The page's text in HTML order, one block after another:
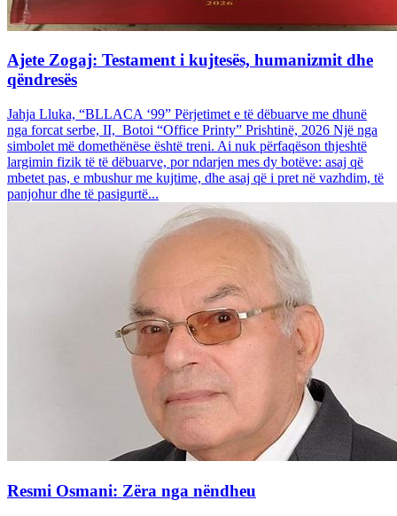
Ajete Zogaj: Testament i kujtesës, humanizmit dhe
qëndresës
Jahja Lluka, “BLLACA ‘99” Përjetimet e të dëbuarve me dhunë
nga forcat serbe, II, Botoi “Office Printy” Prishtinë, 2026 Një nga
simbolet më domethënëse është treni. Ai nuk përfaqëson thjeshtë
largimin fizik të të dëbuarve, por ndarjen mes dy botëve: asaj që
mbetet pas, e mbushur me kujtime, dhe asaj që i pret në vazhdim, të
panjohur dhe të pasigurtë...
Resmi Osmani: Zëra nga nëndheu